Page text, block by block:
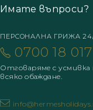
Имате въпроси?
ПЕРСОНАЛНА ГРИЖА
0700 18 017
Отговаряме с усмивка
всяко обаждане.